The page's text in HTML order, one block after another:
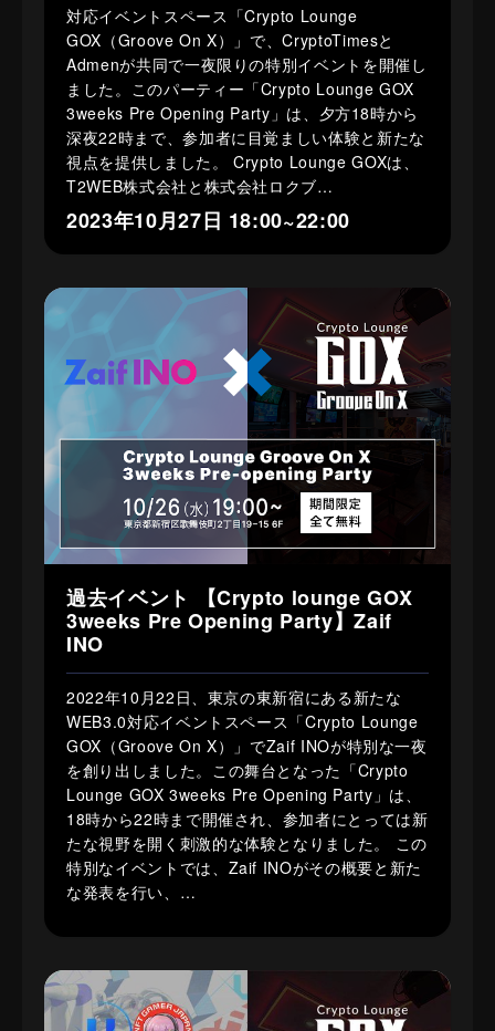
対応イベントスペース「Crypto Lounge
GOX（Groove On X）」で、CryptoTimesと
Admenが共同で一夜限りの特別イベントを開催し
ました。このパーティー「Crypto Lounge GOX
3weeks Pre Opening Party」は、夕方18時から
深夜22時まで、参加者に目覚ましい体験と新たな
視点を提供しました。 Crypto Lounge GOXは、
T2WEB株式会社と株式会社ロクブ…
2023年10月27日 18:00~22:00
過去イベント 【Crypto lounge GOX
3weeks Pre Opening Party】Zaif
INO
2022年10月22日、東京の東新宿にある新たな
WEB3.0対応イベントスペース「Crypto Lounge
GOX（Groove On X）」でZaif INOが特別な一夜
を創り出しました。この舞台となった「Crypto
Lounge GOX 3weeks Pre Opening Party」は、
18時から22時まで開催され、参加者にとっては新
たな視野を開く刺激的な体験となりました。 この
特別なイベントでは、Zaif INOがその概要と新た
な発表を行い、…